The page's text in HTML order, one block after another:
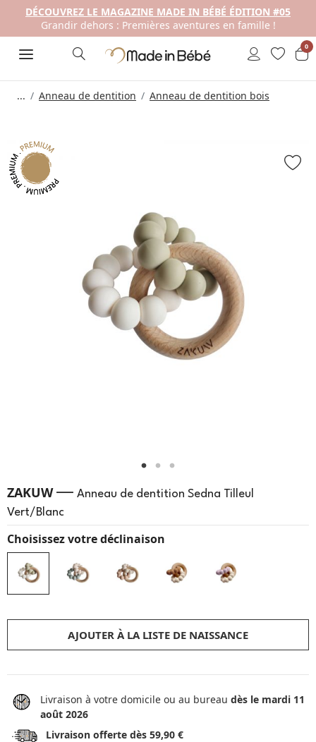
DÉCOUVREZ LE MAGAZINE MADE IN BÉBÉ ÉDITION #05
Grandir dehors : Premières aventures en famille !
0
... Anneau de dentition Anneau de dentition bois
ZAKUW — Anneau de dentition Sedna Tilleul
Vert/Blanc
Choisissez votre déclinaison
AJOUTER À LA LISTE DE NAISSANCE
Livraison à votre domicile ou au bureau dès le mardi 11
août 2026
Livraison offerte dès 59,90 €